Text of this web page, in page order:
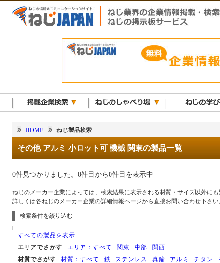
HOME ねじ製品検索
その他 アルミ 小ロット可 機械 関東の製品一覧
0件見つかりました。0件目から0件目を表示中
ねじのメーカー企業によっては、検索結果に表示される材質・サイズ以外に
詳しくは各ねじのメーカー企業の詳細情報ページから直接お問い合わせ下さい
検索条件を絞り込む
すべての製品を表示
エリアでさがす
エリア：すべて 関東 中部
関西
材質でさがす
材質：すべて 鉄 ステンレス 真鍮 アルミ チタン